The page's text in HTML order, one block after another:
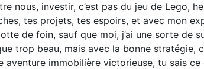
nous, investir, c’est pas du jeu de Lego,
tes projets, tes espoirs, et avec mon
de foin, sauf que moi, j’ai une sorte de
trop beau, mais avec la bonne stratégie,
immobilière victorieuse, tu sais